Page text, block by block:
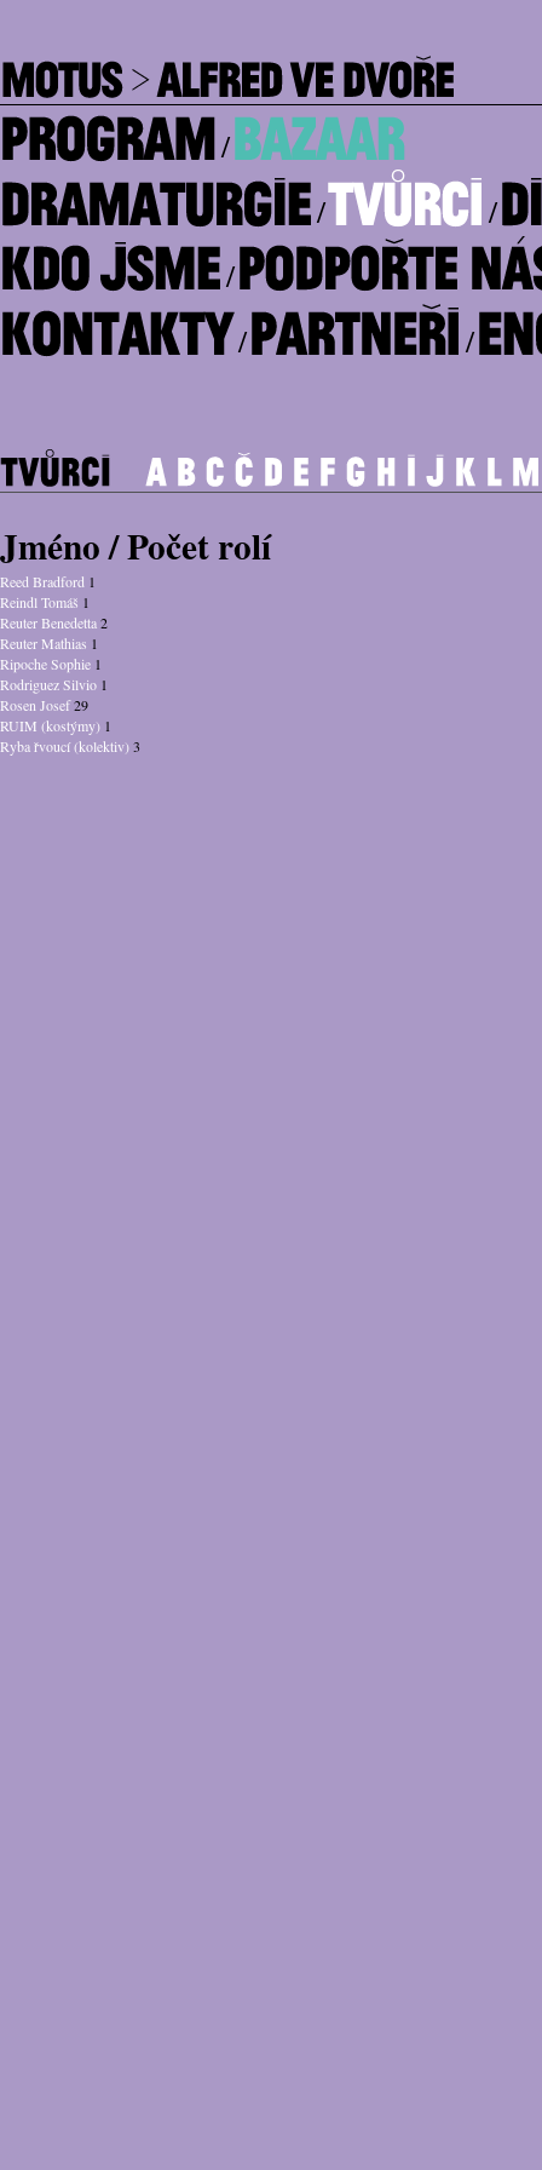
/
/
/
/
/
/
Jméno / Počet rolí
Reed Bradford 1
Reindl Tomáš 1
Reuter Benedetta2
Reuter Mathias 1
Ripoche Sophie 1
Rodriguez Silvio 1
Rosen Josef29
RUIM (kostýmy) 1
Ryba řvoucí (kolektiv)3